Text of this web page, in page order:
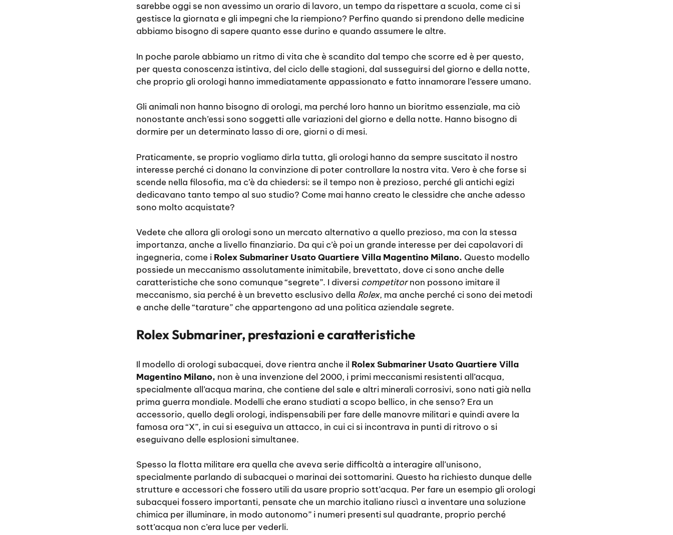
sarebbe oggi se non avessimo un orario di lavoro, un tempo da rispettare a scuola, come ci si
gestisce la giornata e gli impegni che la riempiono? Perfino quando si prendono delle medicine
abbiamo bisogno di sapere quanto esse durino e quando assumere le altre.
In poche parole abbiamo un ritmo di vita che è scandito dal tempo che scorre ed è per questo,
per questa conoscenza istintiva, del ciclo delle stagioni, dal susseguirsi del giorno e della notte,
che proprio gli orologi hanno immediatamente appassionato e fatto innamorare l’essere umano.
Gli animali non hanno bisogno di orologi, ma perché loro hanno un bioritmo essenziale, ma ciò
nonostante anch’essi sono soggetti alle variazioni del giorno e della notte. Hanno bisogno di
dormire per un determinato lasso di ore, giorni o di mesi.
Praticamente, se proprio vogliamo dirla tutta, gli orologi hanno da sempre suscitato il nostro
interesse perché ci donano la convinzione di poter controllare la nostra vita. Vero è che forse si
scende nella filosofia, ma c’è da chiedersi: se il tempo non è prezioso, perché gli antichi egizi
dedicavano tanto tempo al suo studio? Come mai hanno creato le clessidre che anche adesso
sono molto acquistate?
Vedete che allora gli orologi sono un mercato alternativo a quello prezioso, ma con la stessa
importanza, anche a livello finanziario. Da qui c’è poi un grande interesse per dei capolavori di
ingegneria, come i Rolex Submariner Usato Quartiere Villa Magentino Milano. Questo modello
possiede un meccanismo assolutamente inimitabile, brevettato, dove ci sono anche delle
caratteristiche che sono comunque “segrete”. I diversi competitornon possono imitare il
meccanismo, sia perché è un brevetto esclusivo della Rolex, ma anche perché ci sono dei metodi
e anche delle “tarature” che appartengono ad una politica aziendale segrete.
Rolex Submariner, prestazioni e caratteristiche
Il modello di orologi subacquei, dove rientra anche il Rolex Submariner Usato Quartiere Villa
Magentino Milano, non è una invenzione del 2000, i primi meccanismi resistenti all’acqua,
specialmente all’acqua marina, che contiene del sale e altri minerali corrosivi, sono nati già nella
prima guerra mondiale. Modelli che erano studiati a scopo bellico, in che senso? Era un
accessorio, quello degli orologi, indispensabili per fare delle manovre militari e quindi avere la
famosa ora “X”, in cui si eseguiva un attacco, in cui ci si incontrava in punti di ritrovo o si
eseguivano delle esplosioni simultanee.
Spesso la flotta militare era quella che aveva serie difficoltà a interagire all’unisono,
specialmente parlando di subacquei o marinai dei sottomarini. Questo ha richiesto dunque delle
strutture e accessori che fossero utili da usare proprio sott’acqua. Per fare un esempio gli orologi
subacquei fossero importanti, pensate che un marchio italiano riuscì a inventare una soluzione
chimica per illuminare, in modo autonomo” i numeri presenti sul quadrante, proprio perché
sott’acqua non c’era luce per vederli.